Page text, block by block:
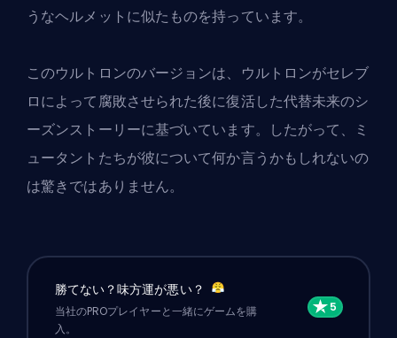
うなヘルメットに似たものを持っています。
このウルトロンのバージョンは、ウルトロンがセレブ
ロによって腐敗させられた後に復活した代替未来のシ
ーズンストーリーに基づいています。したがって、ミ
ュータントたちが彼について何か言うかもしれないの
は驚きではありません。
勝てない？味方運が悪い？
当社のPROプレイヤーと一緒にゲームを購
入。